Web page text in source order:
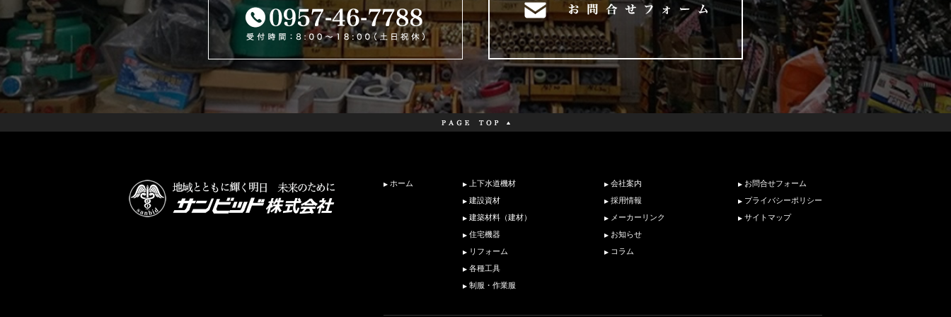
ホーム
上下水道機材
建設資材
建築材料（建材）
住宅機器
リフォーム
各種工具
制服・作業服
会社案内
採用情報
メーカーリンク
お知らせ
コラム
お問合せフォーム
プライバシーポリシー
サイトマップ